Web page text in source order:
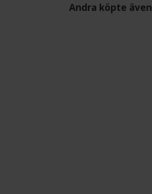
Andra köpte även